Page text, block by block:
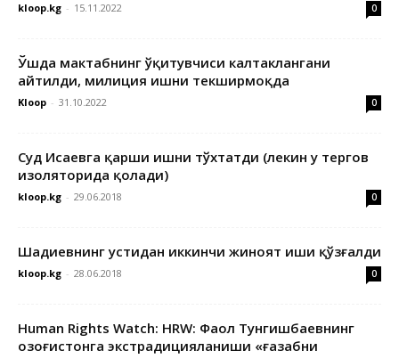
kloop.kg - 15.11.2022 0
Ўшда мактабнинг ўқитувчиси калтаклангани
айтилди, милиция ишни текширмоқда
Kloop - 31.10.2022 0
Суд Исаевга қарши ишни тўхтатди (лекин у тергов
изоляторида қолади)
kloop.kg - 29.06.2018 0
Шадиевнинг устидан иккинчи жиноят иши қўзғалди
kloop.kg - 28.06.2018 0
Human Rights Watch: HRW: Фаол Тунгишбаевнинг
Қозоғистонга экстрадицияланиши «ғазабни